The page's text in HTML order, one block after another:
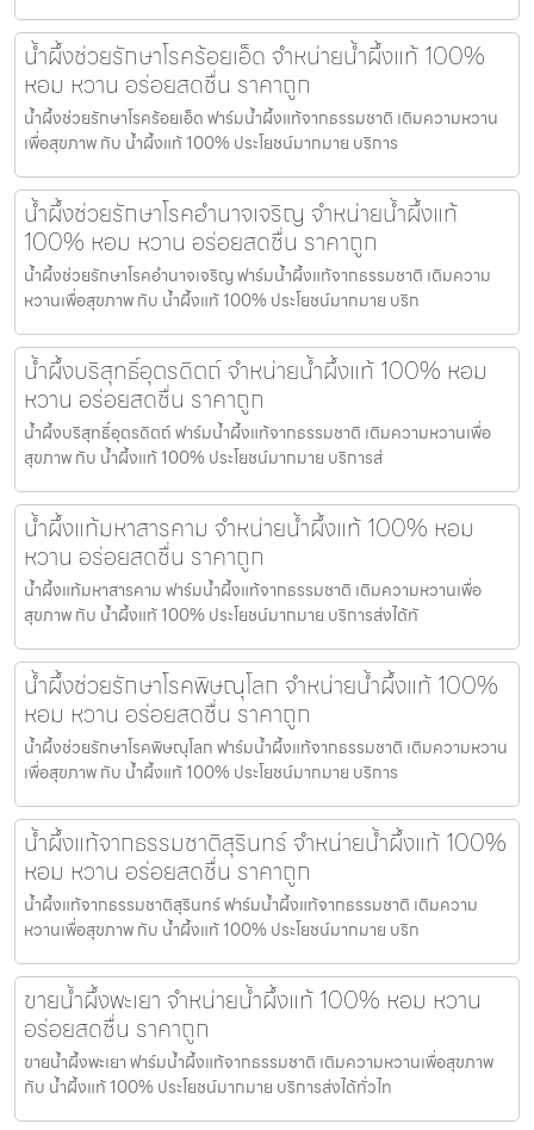
น้ำผึ้งช่วยรักษาโรคร้อยเอ็ด จำหน่ายน้ำผึ้งแท้ 100%
หอม หวาน อร่อยสดชื่น ราคาถูก
น้ำผึ้งช่วยรักษาโรคร้อยเอ็ด ฟาร์มน้ำผึ้งแท้จากธรรมชาติ เติมความหวาน
เพื่อสุขภาพ กับ น้ำผึ้งแท้ 100% ประโยชน์มากมาย บริการ
น้ำผึ้งช่วยรักษาโรคอำนาจเจริญ จำหน่ายน้ำผึ้งแท้
100% หอม หวาน อร่อยสดชื่น ราคาถูก
น้ำผึ้งช่วยรักษาโรคอำนาจเจริญ ฟาร์มน้ำผึ้งแท้จากธรรมชาติ เติมความ
หวานเพื่อสุขภาพ กับ น้ำผึ้งแท้ 100% ประโยชน์มากมาย บริก
น้ำผึ้งบริสุทธิ์อุตรดิตถ์ จำหน่ายน้ำผึ้งแท้ 100% หอม
หวาน อร่อยสดชื่น ราคาถูก
น้ำผึ้งบริสุทธิ์อุตรดิตถ์ ฟาร์มน้ำผึ้งแท้จากธรรมชาติ เติมความหวานเพื่อ
สุขภาพ กับ น้ำผึ้งแท้ 100% ประโยชน์มากมาย บริการส่
น้ำผึ้งแท้มหาสารคาม จำหน่ายน้ำผึ้งแท้ 100% หอม
หวาน อร่อยสดชื่น ราคาถูก
น้ำผึ้งแท้มหาสารคาม ฟาร์มน้ำผึ้งแท้จากธรรมชาติ เติมความหวานเพื่อ
สุขภาพ กับ น้ำผึ้งแท้ 100% ประโยชน์มากมาย บริการส่งได้ทั
น้ำผึ้งช่วยรักษาโรคพิษณุโลก จำหน่ายน้ำผึ้งแท้ 100%
หอม หวาน อร่อยสดชื่น ราคาถูก
น้ำผึ้งช่วยรักษาโรคพิษณุโลก ฟาร์มน้ำผึ้งแท้จากธรรมชาติ เติมความหวาน
เพื่อสุขภาพ กับ น้ำผึ้งแท้ 100% ประโยชน์มากมาย บริการ
น้ำผึ้งแท้จากธรรมชาติสุรินทร์ จำหน่ายน้ำผึ้งแท้ 100%
หอม หวาน อร่อยสดชื่น ราคาถูก
น้ำผึ้งแท้จากธรรมชาติสุรินทร์ ฟาร์มน้ำผึ้งแท้จากธรรมชาติ เติมความ
หวานเพื่อสุขภาพ กับ น้ำผึ้งแท้ 100% ประโยชน์มากมาย บริก
ขายน้ำผึ้งพะเยา จำหน่ายน้ำผึ้งแท้ 100% หอม หวาน
อร่อยสดชื่น ราคาถูก
ขายน้ำผึ้งพะเยา ฟาร์มน้ำผึ้งแท้จากธรรมชาติ เติมความหวานเพื่อสุขภาพ
กับ น้ำผึ้งแท้ 100% ประโยชน์มากมาย บริการส่งได้ทั่วไท